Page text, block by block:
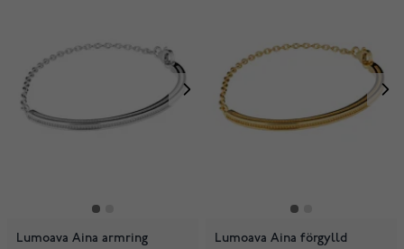
Lumoava Aina armring
Lumoava Aina förgylld